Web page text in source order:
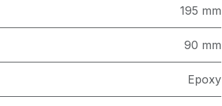
195 mm
90 mm
Epoxy